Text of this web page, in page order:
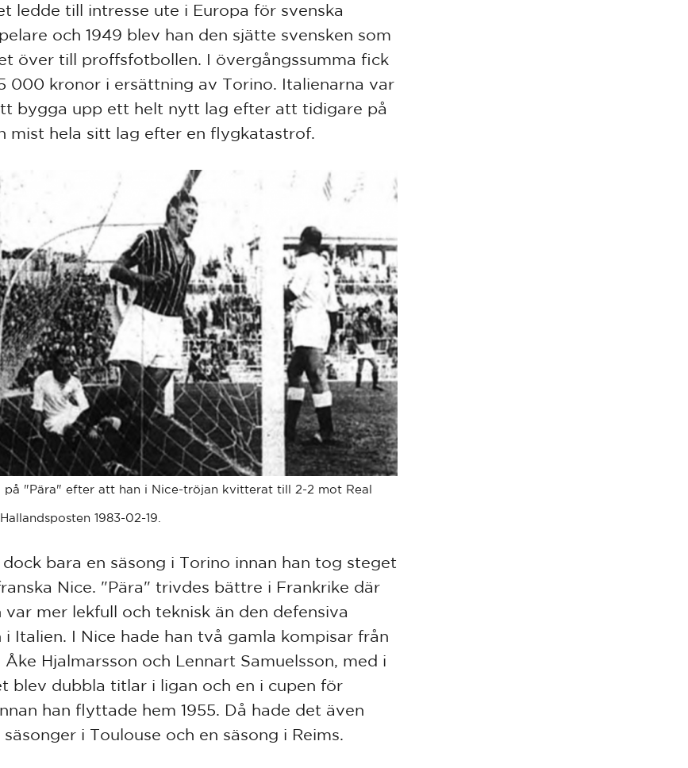
ledde till intresse ute i Europa för svenska
och 1949 blev han den sjätte svensken som
över till proffsfotbollen. I övergångssumma fick
000 kronor i ersättning av Torino. Italienarna var
bygga upp ett helt nytt lag efter att tidigare på
mist hela sitt lag efter en flygkatastrof.
på "Pära" efter att han i Nice-tröjan kvitterat till 2-2 mot Real
1983-02-19.
bara en säsong i Torino innan han tog steget
Nice. "Pära" trivdes bättre i Frankrike där
mer lekfull och teknisk än den defensiva
Italien. I Nice hade han två gamla kompisar från
Åke Hjalmarsson och Lennart Samuelsson, med i
blev dubbla titlar i ligan och en i cupen för
han flyttade hem 1955. Då hade det även
i Toulouse och en säsong i Reims.